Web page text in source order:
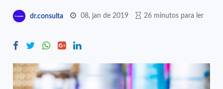
dr.consulta 08, jan de 2019 26 minutos para ler